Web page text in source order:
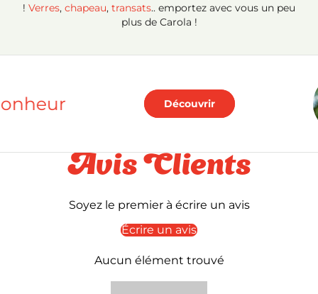
! Verres, chapeau, transats.. emportez avec vous un peu
plus de Carola !
Découvrir
Avis Clients
Soyez le premier à écrire un avis
Écrire un avis
Aucun élément trouvé